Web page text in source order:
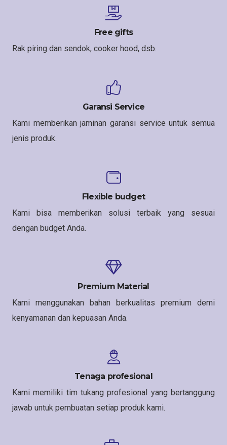
Free gifts
Rak piring dan sendok, cooker hood, dsb.
Garansi Service
Kami memberikan jaminan garansi service untuk semua
jenis produk.
Flexible budget
Kami bisa memberikan solusi terbaik yang sesuai
dengan budget Anda.
Premium Material
Kami menggunakan bahan berkualitas premium demi
kenyamanan dan kepuasan Anda.
Tenaga profesional
Kami memiliki tim tukang profesional yang bertanggung
jawab untuk pembuatan setiap produk kami.